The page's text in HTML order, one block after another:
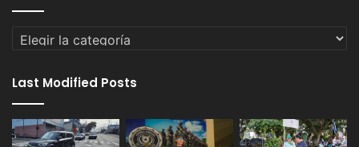
Categorías
Last Modified Posts